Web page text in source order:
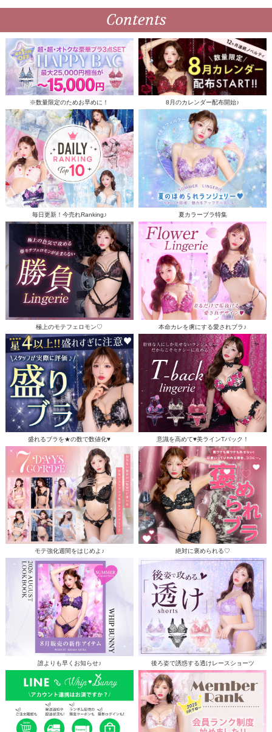
Contents
※数量限定のためお早めに！ 8月のカレンダー配布開始♪
毎日更新！今売れRanking♪ 夏カラーブラ特集
極上のモテフェロモン♡ 本命カレを虜にする愛されブラ♪
盛れるブラを★の数で数値化♥ 意識を高めて♥美ラインTバック！
モテ強化週間をはじめよ♪ 絶対に褒められる♡
誰よりも早くお知らせ♪ 後ろ姿で誘惑する透けレースショーツ